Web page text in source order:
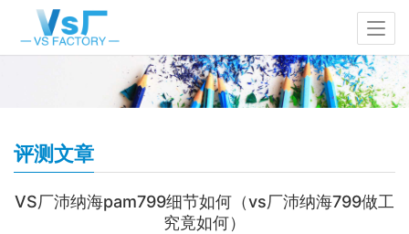
评测文章
VS厂沛纳海pam799细节如何（vs厂沛纳海799做工
究竟如何）